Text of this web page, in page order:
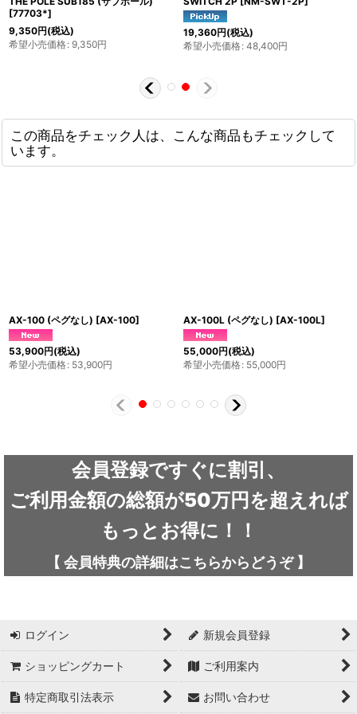
[77703*]
9,350円(税込)
希望小売価格: 9,350円
19,360円(税込)
希望小売価格: 48,400円
この商品をチェック人は、こんな商品もチェックして
います。
AX-100 (ペグなし) [AX-100]
53,900円(税込)
希望小売価格: 53,900円
AX-100L (ペグなし) [AX-100L]
55,000円(税込)
希望小売価格: 55,000円
会員登録ですぐに割引、
ご利用金額の総額が50万円を超えれば
もっとお得に！！
【 会員特典の詳細はこちらから どうぞ】
ログイン 新規会員登録
ショッピングカート ご利用案内
特定商取引法表示 お問い合わせ